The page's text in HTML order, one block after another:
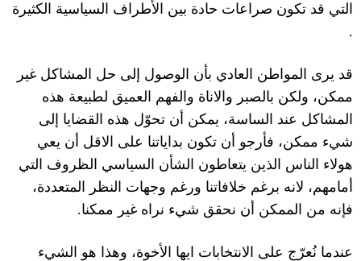
التي قد تكون صراعات حادة بين الأطراف السياسية الكثيرة
.
قد يرى المواطن العادي بأن الوصول إلى حل المشاكل غير
ممكن، ولكن بالصبر والاناة والفهم العميق لطبيعة هذه
المشاكل عند الساسة، يمكن أن تحوّل هذه القضايا إلى
شيء ممكن، فأرجو أن تكون بداياتنا على الاقل أن يعي
هولاء الناس الذين يتعاطون الشأن السياسي الظروف التي
أمامهم، لانه برغم خلافاتنا ورغم وجهات النظر المتعددة،
فإنه من الممكن أن نحقق شيء نراه غير ممكنا.
عندما نُعرّج على الانتخابات ايها الأخوة، وهذا هو الشيء